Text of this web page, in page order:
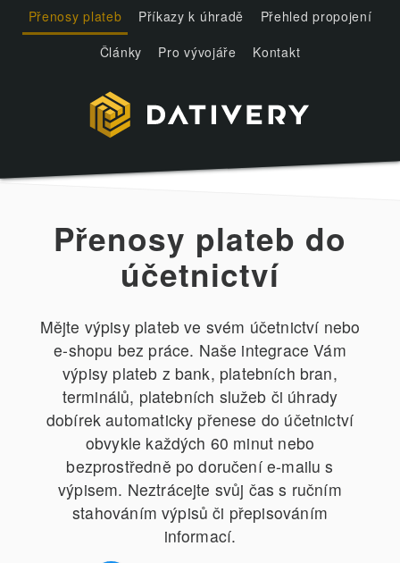
Přenosy plateb Příkazy k úhradě
Přehled propojení
Články
Pro vývojáře Kontakt
Přenosy plateb do
účetnictví
Mějte výpisy plateb ve svém účetnictví nebo
e-shopu bez práce. Naše integrace Vám
výpisy plateb z bank, platebních bran,
terminálů, platebních služeb či úhrady
dobírek automaticky přenese do účetnictví
obvykle každých 60 minut nebo
bezprostředně po doručení e-mailu s
výpisem. Neztrácejte svůj čas s ručním
stahováním výpisů či přepisováním
informací.